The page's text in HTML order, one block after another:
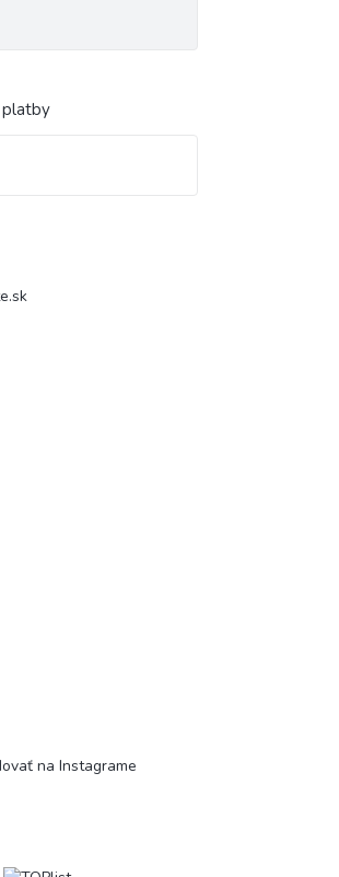
platby
na Instagrame